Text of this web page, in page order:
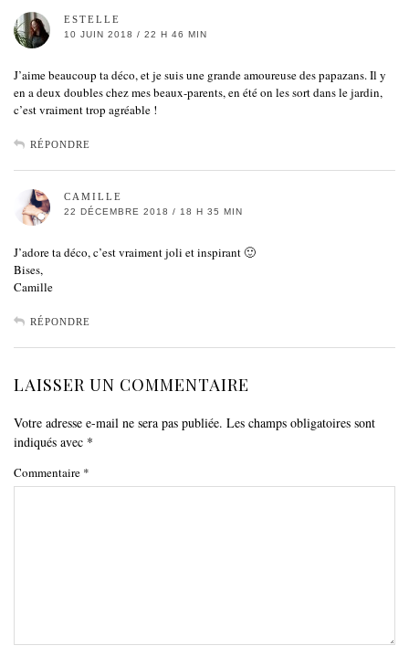
ESTELLE
10 JUIN 2018 / 22 H 46 MIN
J’aime beaucoup ta déco, et je suis une grande amoureuse des papazans. Il y
en a deux doubles chez mes beaux-parents, en été on les sort dans le jardin,
c’est vraiment trop agréable !
RÉPONDRE
CAMILLE
22 DÉCEMBRE 2018 / 18 H 35 MIN
J’adore ta déco, c’est vraiment joli et inspirant 🙂
Bises,
Camille
RÉPONDRE
LAISSER UN COMMENTAIRE
Votre adresse e-mail ne sera pas publiée. Les champs obligatoires sont
indiqués avec *
Commentaire *